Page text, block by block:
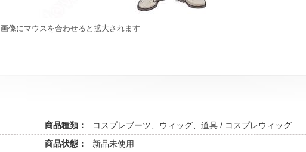
画像にマウスを合わせると拡大されます
商品種類：
コスプレブーツ、ウィッグ、道具 / コスプレウィッグ
商品状態：
新品未使用